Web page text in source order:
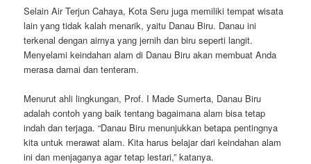
Selain Air Terjun Cahaya, Kota Seru juga memiliki tempat wisata
lain yang tidak kalah menarik, yaitu Danau Biru. Danau ini
terkenal dengan airnya yang jernih dan biru seperti langit.
Menyelami keindahan alam di Danau Biru akan membuat Anda
merasa damai dan tenteram.
Menurut ahli lingkungan, Prof. I Made Sumerta, Danau Biru
adalah contoh yang baik tentang bagaimana alam bisa tetap
indah dan terjaga. “Danau Biru menunjukkan betapa pentingnya
kita untuk merawat alam. Kita harus belajar dari keindahan alam
ini dan menjaganya agar tetap lestari,” katanya.